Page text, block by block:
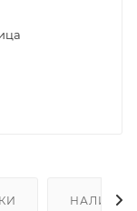
НАЛИЧИЕ